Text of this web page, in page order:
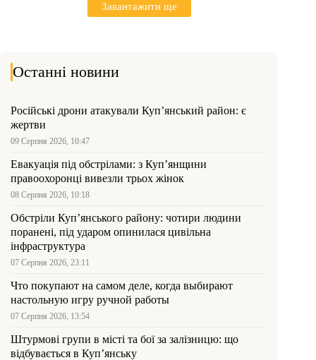
Завантажити ще
Останні новини
Російські дрони атакували Куп’янський район: є
жертви
09 Серпня 2026, 10:47
Евакуація під обстрілами: з Куп’янщини
правоохоронці вивезли трьох жінок
08 Серпня 2026, 10:18
Обстріли Куп’янського району: чотири людини
поранені, під ударом опинилася цивільна
інфраструктура
07 Серпня 2026, 23:11
Что покупают на самом деле, когда выбирают
настольную игру ручной работы
07 Серпня 2026, 13:54
Штурмові групи в місті та бої за залізницю: що
відбувається в Куп’янську